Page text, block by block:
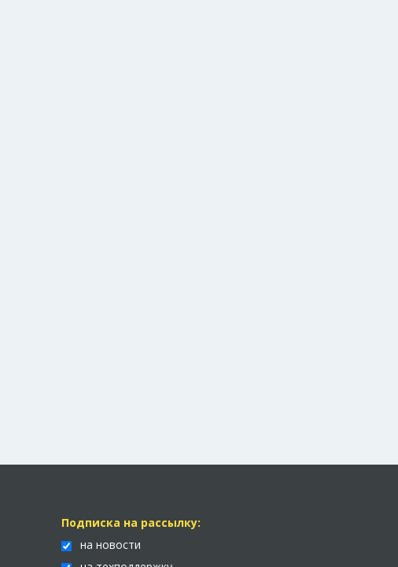
Подписка на рассылку:
на новости